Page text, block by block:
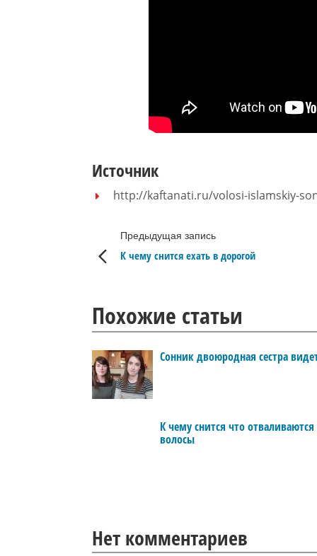
Источник
http://kaftanati.ru/volosi-islamskiy-
Предыдущая запись
К чему снится ехать в дорогой
Похожие статьи
Сонник двоюродная сестра
К чему снится что отваливаются
волосы
Нет комментариев